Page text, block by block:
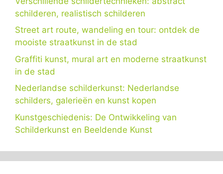
schilderen, realistisch schilderen
Street art route, wandeling en tour: ontdek de
mooiste straatkunst in de stad
Graffiti kunst, mural art en moderne straatkunst
in de stad
Nederlandse schilderkunst: Nederlandse
schilders, galerieën en kunst kopen
Kunstgeschiedenis: De Ontwikkeling van
Schilderkunst en Beeldende Kunst